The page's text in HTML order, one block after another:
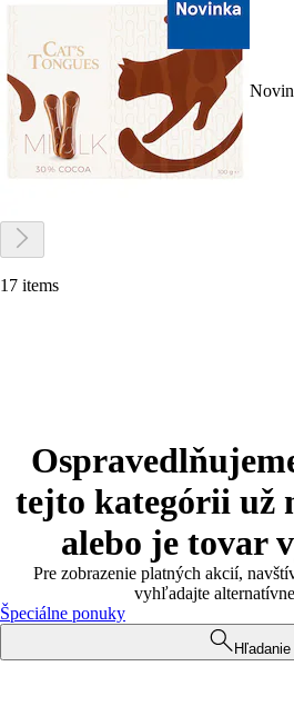
17 items
tejto kategórii už
alebo je tovar
Pre zobrazenie platných akcií,
vyhľadajte
Špeciálne ponuky
Hľadanie